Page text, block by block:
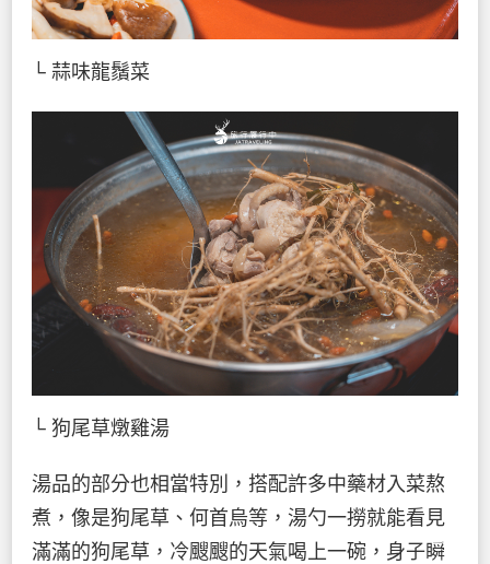
└ 蒜味龍鬚菜
└ 狗尾草燉雞湯
湯品的部分也相當特別，搭配許多中藥材入菜熬
煮，像是狗尾草、何首烏等，湯勺一撈就能看見
滿滿的狗尾草，冷颼颼的天氣喝上一碗，身子瞬